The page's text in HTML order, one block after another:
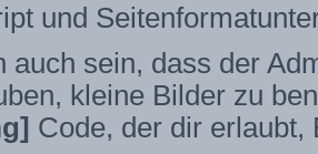
und
auch sein, dass der
kleine Bilder zu
Code, der dir erlaubt,